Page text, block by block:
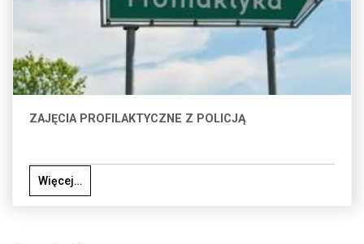
ZAJĘCIA PROFILAKTYCZNE Z POLICJĄ
Więcej…